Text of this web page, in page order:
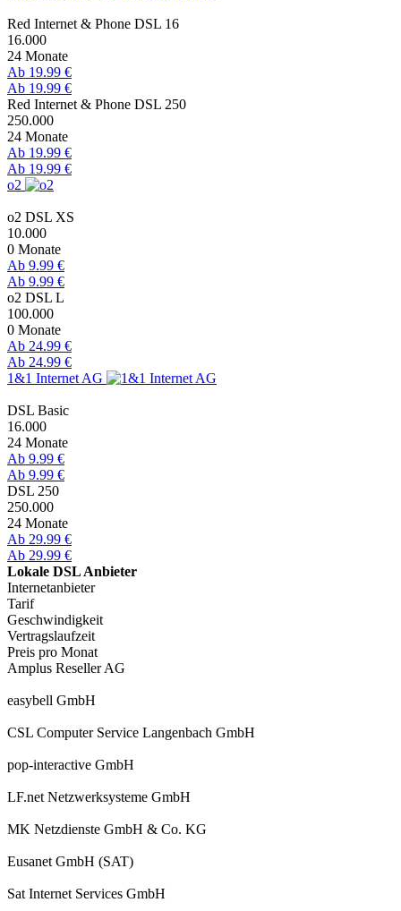
Red Internet & Phone DSL 16
16.000
24 Monate
Ab 19.99 €
Ab 19.99 €
Red Internet & Phone DSL 250
250.000
24 Monate
Ab 19.99 €
Ab 19.99 €
o2
o2 DSL XS
10.000
0 Monate
Ab 9.99 €
Ab 9.99 €
o2 DSL L
100.000
0 Monate
Ab 24.99 €
Ab 24.99 €
1&1 Internet AG
DSL Basic
16.000
24 Monate
Ab 9.99 €
Ab 9.99 €
DSL 250
250.000
24 Monate
Ab 29.99 €
Ab 29.99 €
Lokale DSL Anbieter
Internetanbieter
Tarif
Geschwindigkeit
Vertragslaufzeit
Preis pro Monat
Amplus Reseller AG
easybell GmbH
CSL Computer Service Langenbach GmbH
pop-interactive GmbH
LF.net Netzwerksysteme GmbH
MK Netzdienste GmbH & Co. KG
Eusanet GmbH (SAT)
Sat Internet Services GmbH